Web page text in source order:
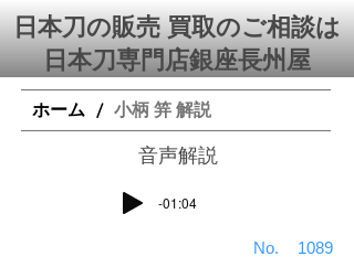
日本刀の販売 買取のご相談は
日本刀専門店銀座⻑州屋
ホーム / 小柄 笄 解説
​音声解説
-01:04
​No. 1089